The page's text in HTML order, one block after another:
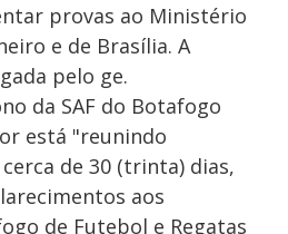
provas ao Ministério
e de Brasília. A
pelo ge.
da SAF do Botafogo
está "reunindo
de 30 (trinta) dias,
aos
de Futebol e Regatas